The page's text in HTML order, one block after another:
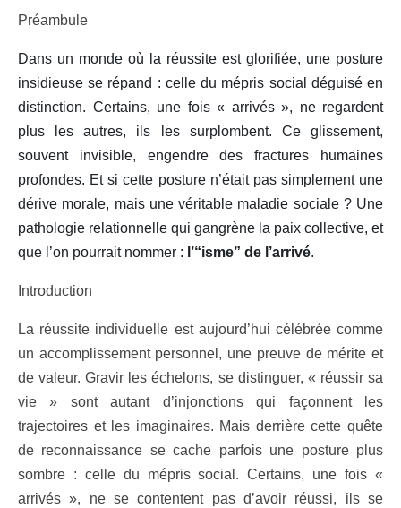
Préambule
Dans un monde où la réussite est glorifiée, une posture
insidieuse se répand : celle du mépris social déguisé en
distinction. Certains, une fois « arrivés », ne regardent
plus les autres, ils les surplombent. Ce glissement,
souvent invisible, engendre des fractures humaines
profondes. Et si cette posture n’était pas simplement une
dérive morale, mais une véritable maladie sociale ? Une
pathologie relationnelle qui gangrène la paix collective, et
que l’on pourrait nommer : l’“isme” de l’arrivé.
Introduction
La réussite individuelle est aujourd’hui célébrée comme
un accomplissement personnel, une preuve de mérite et
de valeur. Gravir les échelons, se distinguer, « réussir sa
vie » sont autant d’injonctions qui façonnent les
trajectoires et les imaginaires. Mais derrière cette quête
de reconnaissance se cache parfois une posture plus
sombre : celle du mépris social. Certains, une fois «
arrivés », ne se contentent pas d’avoir réussi, ils se